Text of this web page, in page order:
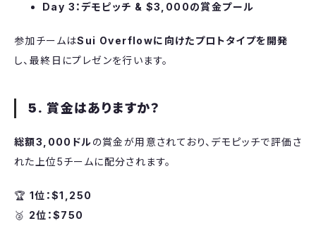
Day 3：デモピッチ & $3,000の賞金プール
​参加チームはSui Overflowに向けたプロトタイプを開発
し、最終日にプレゼンを行います。
5. 賞金はありますか？
総額3,000ドルの賞金が用意されており、デモピッチで評価さ
れた上位5チームに配分されます。
​🏆 1位：$1,250
🥈 2位：$750